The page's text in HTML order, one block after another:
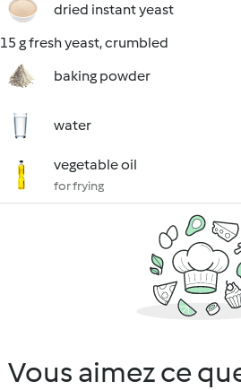
dried instant yeast
15 g fresh yeast, crumbled
baking powder
water
vegetable oil
for frying
Vous aimez ce